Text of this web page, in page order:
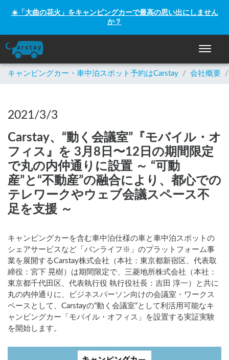
☀️「大曲の花火」をキャンピングカーで最高の思い出にしません
か？
ナビゲ
キャンピングカー・車中泊スポット予約はCarstay / 会社概要 /
2021/3/3
Carstay、“動く会議室”『モバイル・オ
フィス』を 3月8日〜12日の期間限定
で丸の内仲通りに設置 ～ “可動
産”と“不動産”の融合により、都心での
テレワークやウェブ会議スペース不
足を支援 ～
キャンピングカーを含む車中泊仕様の車と車中泊スポットの
シェアサービスなど「バンライフ※」のプラットフォーム事
業を展開するCarstay株式会社（本社：東京都新宿区、代表取
締役：宮下 晃樹）は期間限定で、三菱地所株式会社（本社：
東京都千代田区、代表執行役 執行役社長：吉田 淳一）と共に
丸の内仲通りに、ビジネスパーソン向けの会議室・ワークス
ペースとして、Carstayの“動く会議室”として利活用可能なキ
ャンピングカー「モバイル・オフィス」を設置する実証実験
を開始します。